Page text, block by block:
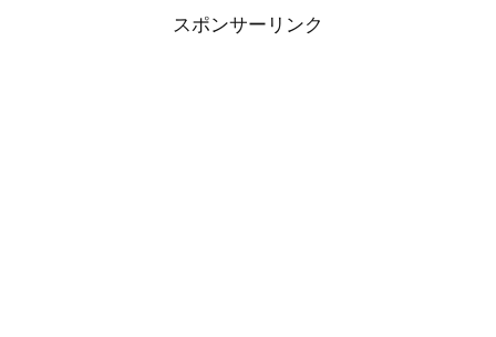
スポンサーリンク